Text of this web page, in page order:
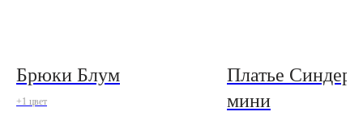
Брюки Блум
+1 цвет
Платье
мини